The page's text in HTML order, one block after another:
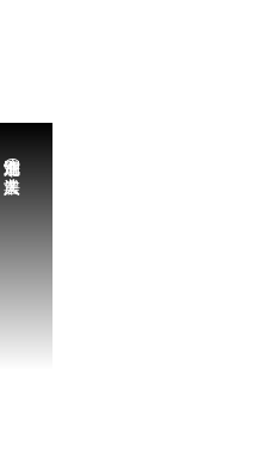
北海道江別市の農業法人